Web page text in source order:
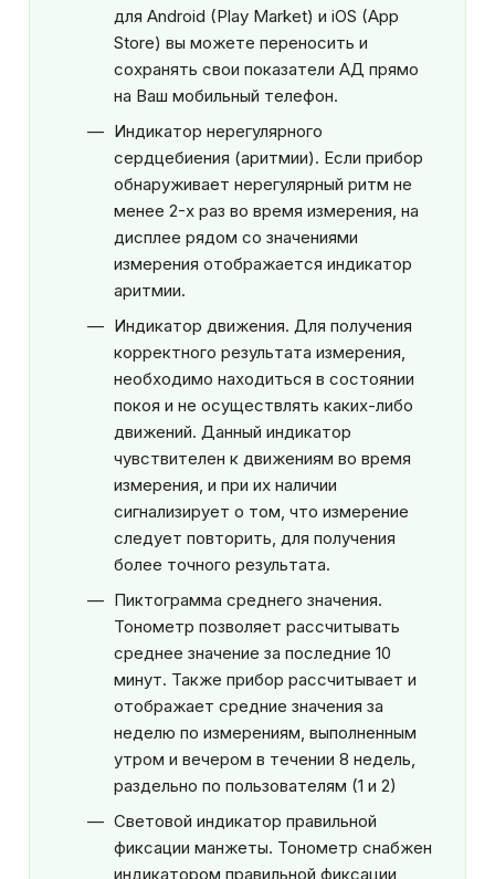
для Android (Play Market) и iOS (App
Store) вы можете переносить и
сохранять свои показатели АД прямо
на Ваш мобильный телефон.
Индикатор нерегулярного
сердцебиения (аритмии). Если прибор
обнаруживает нерегулярный ритм не
менее 2-х раз во время измерения, на
дисплее рядом со значениями
измерения отображается индикатор
аритмии.
Индикатор движения. Для получения
корректного результата измерения,
необходимо находиться в состоянии
покоя и не осуществлять каких-либо
движений. Данный индикатор
чувствителен к движениям во время
измерения, и при их наличии
сигнализирует о том, что измерение
следует повторить, для получения
более точного результата.
Пиктограмма среднего значения.
Тонометр позволяет рассчитывать
среднее значение за последние 10
минут. Также прибор рассчитывает и
отображает средние значения за
неделю по измерениям, выполненным
утром и вечером в течении 8 недель,
раздельно по пользователям (1 и 2)
Световой индикатор правильной
фиксации манжеты. Тонометр снабжен
индикатором правильной фиксации